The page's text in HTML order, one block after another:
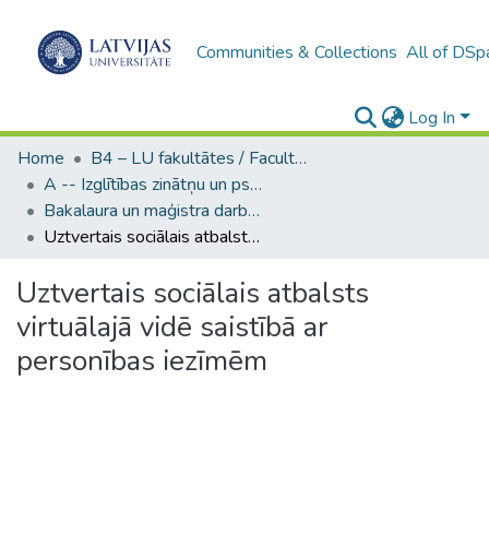
Communities & Collections All of
Log In
Home
B4 – LU fakultātes / Faculties of the UL
A -- Izglītības zinātņu un psiholoģijas fakultāte / Faculty of Education Sciences and Psychology
Bakalaura un maģistra darbi (PPMF) / Bachelor's and Master's theses
Uztvertais sociālais atbalsts virtuālajā vidē saistībā ar personības iezīmēm
Uztvertais sociālais atbalsts
virtuālajā vidē saistībā ar
personības iezīmēm